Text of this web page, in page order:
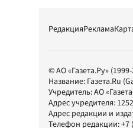
РедакцияРеклама
© АО «Газета.Ру»
Название: Газета.Ru
Учредитель:АО
Адрес учредителя:
Адрес редакции и
Телефон редакции:+7